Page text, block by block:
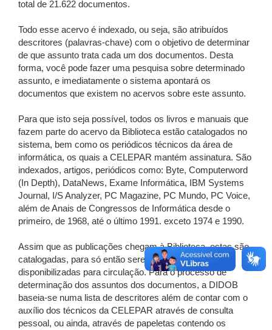
total de 21.622 documentos.
Todo esse acervo é indexado, ou seja, são atribuídos
descritores (palavras-chave) com o objetivo de determinar
de que assunto trata cada um dos documentos. Desta
forma, você pode fazer uma pesquisa sobre determinado
assunto, e imediatamente o sistema apontará os
documentos que existem no acervos sobre este assunto.
Para que isto seja possível, todos os livros e manuais que
fazem parte do acervo da Biblioteca estão catalogados no
sistema, bem como os periódicos técnicos da área de
informática, os quais a CELEPAR mantém assinatura. São
indexados, artigos, periódicos como: Byte, Computerword
(In Depth), DataNews, Exame Informática, IBM Systems
Journal, I/S Analyzer, PC Magazine, PC Mundo, PC Voice,
além de Anais de Congressos de Informática desde o
primeiro, de 1968, até o último 1991. exceto 1974 e 1990.
Assim que as publicações chegam à Biblioteca, estas são
catalogadas, para só então serem emprestadas ou
disponibilizadas para circulação. Para o processo de
determinação dos assuntos dos documentos, a DIDOB
baseia-se numa lista de descritores além de contar com o
auxílio dos técnicos da CELEPAR através de consulta
pessoal, ou ainda, através de papeletas contendo os